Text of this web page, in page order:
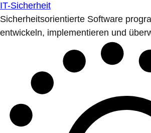
IT-Sicherheit
Sicherheitsorientierte Software
entwickeln, implementieren und